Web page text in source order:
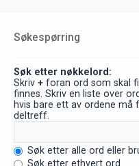
Søkespørring
Søk etter nøkkelord:
Skriv + foran ord som skal
finnes. Skriv en liste over
hvis bare ett av ordene må
deltreff.
Søk etter alle ord eller
Søk etter ethvert ord